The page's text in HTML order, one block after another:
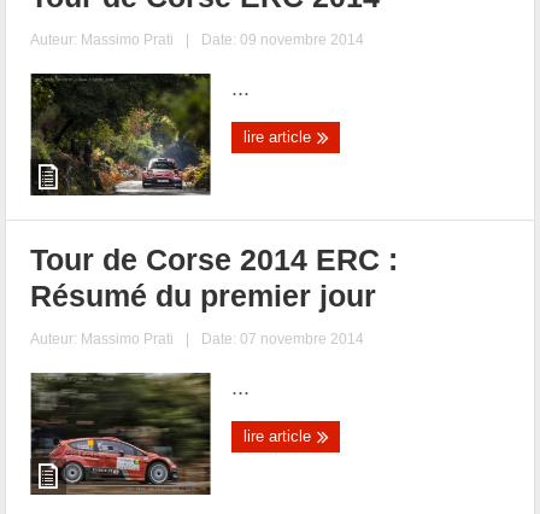
Auteur: Massimo Prati | Date: 09 novembre 2014
...
lire article
Tour de Corse 2014 ERC :
Résumé du premier jour
Auteur: Massimo Prati | Date: 07 novembre 2014
...
lire article